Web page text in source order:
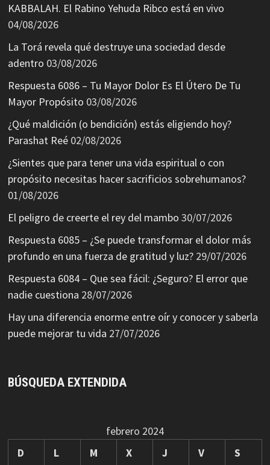
KABBALAH. El Rabino Yehuda Ribco está en vivo
04/08/2026
La Torá revela qué destruye una sociedad desde
adentro 03/08/2026
Respuesta 6086 – Tu Mayor Dolor Es El Útero De Tu
Mayor Propósito 03/08/2026
¿Qué maldición (o bendición) estás eligiendo hoy?
Parashat Reé 02/08/2026
¿Sientes que para tener una vida espiritual o con
propósito necesitas hacer sacrificios sobrehumanos?
01/08/2026
El peligro de creerte el rey del mambo 30/07/2026
Respuesta 6085 – ¿Se puede transformar el dolor más
profundo en una fuerza de gratitud y luz? 29/07/2026
Respuesta 6084 – Que sea fácil: ¿Seguro? El error que
nadie cuestiona 28/07/2026
Hay una diferencia enorme entre oír y conocer y saberla
puede mejorar tu vida 27/07/2026
BÚSQUEDA EXTENDIDA
febrero 2024
D
L M X J V
S